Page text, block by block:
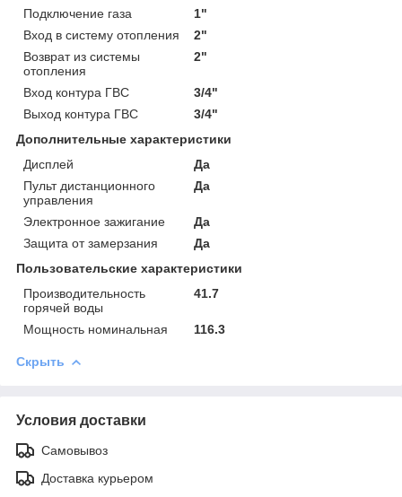
Подключение газа
1"
Вход в систему отопления
2"
Возврат из системы
отопления
2"
Вход контура ГВС
3/4"
Выход контура ГВС
3/4"
Дополнительные характеристики
Дисплей
Да
Пульт дистанционного
управления
Да
Электронное зажигание
Да
Защита от замерзания
Да
Пользовательские характеристики
Производительность
горячей воды
41.7
Мощность номинальная 116.3
Скрыть
Условия доставки
Самовывоз
Доставка курьером